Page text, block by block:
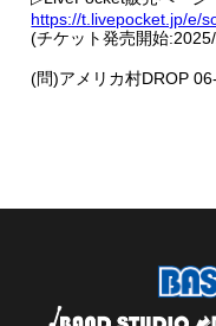
https://t.livepocket.jp/e/
(チケット発売開始
(問)アメリカ村DROP